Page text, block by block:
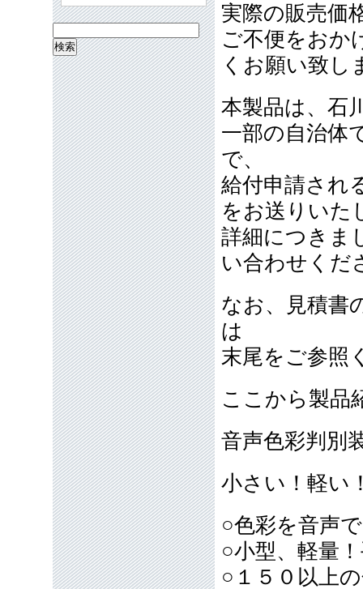
実際の販売価
ご不便をおか
くお願い致し
本製品は、石
一部の自治体
で、
給付申請され
をお送りいた
詳細につきま
い合わせくだ
なお、見積書
は
末尾をご参照
ここから製品
音声色彩判別
小さい！軽い
○色彩を音声
○小型、軽量
○１５０以上
索: